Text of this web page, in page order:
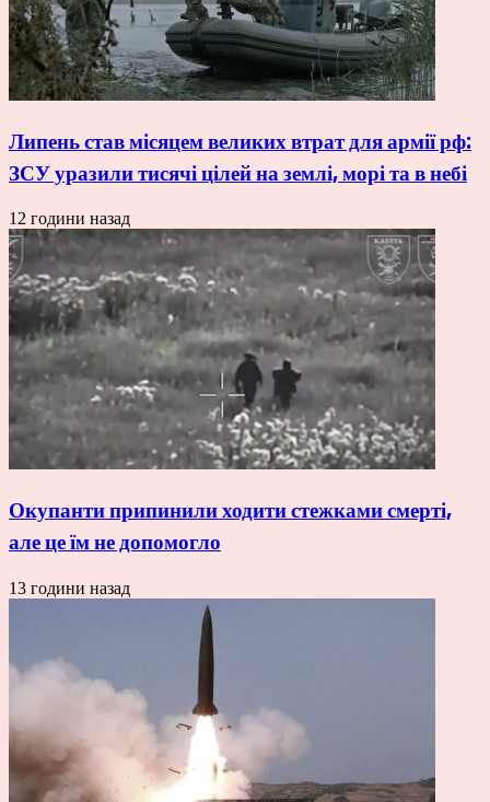
Липень став місяцем великих втрат для армії рф:
ЗСУ уразили тисячі цілей на землі, морі та в небі
12 години назад
Окупанти припинили ходити стежками смерті,
але це їм не допомогло
13 години назад